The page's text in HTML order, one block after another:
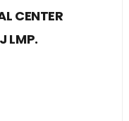
CENTER
LMP.